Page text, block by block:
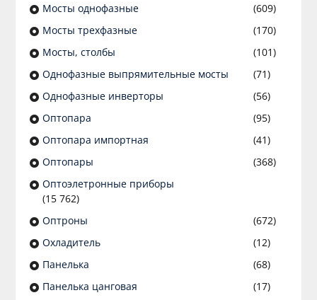
Мосты однофазные
(609)
Мосты трехфазные
(170)
Мосты, столбы
(101)
Однофазные выпрямительные мосты
(71)
Однофазные инверторы
(56)
Оптопара
(95)
Оптопара импортная
(41)
Оптопары
(368)
Оптоэлетронные приборы
(15 762)
Оптроны
(672)
Охладитель
(12)
Панелька
(68)
Панелька цанговая
(17)